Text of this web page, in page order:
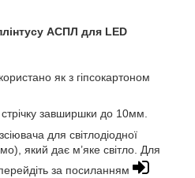
АСПЛ для LED
як з гіпсокартоном
завширшки до 10мм.
для світлодіодної
який дає м’яке світло. Для
за посиланням